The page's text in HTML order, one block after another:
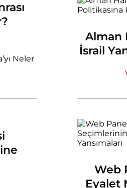
Alman
İsrail
Web
Eyalet